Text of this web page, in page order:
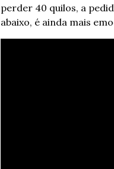
perder 40 quilos, a
abaixo, é ainda mais